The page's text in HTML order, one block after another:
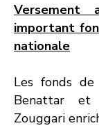
Versement
important
nationale
Les fonds
Benattar et
Zouggari